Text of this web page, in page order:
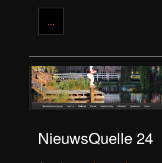
...
NieuwsQuelle 24